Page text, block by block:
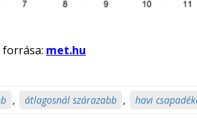
met.hu
, átlagosnál szárazabb , havi